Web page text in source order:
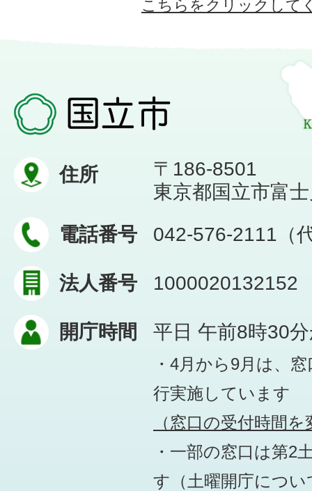
こちらをクリックして
住所
〒186-8501
東京都国立市富
電話番号
042-576-2111（
法人番号 1000020132152
開庁時間 平日 午前8時30
・4月から9月は、
行実施しています
（窓口の受付時間
・一部の窓口は第2
す （土曜開庁につ